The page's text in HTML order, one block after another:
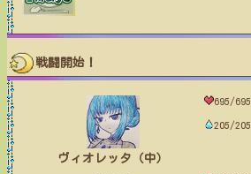
戦闘開始！
ヴィオレッタ（中）
695/695
205/205